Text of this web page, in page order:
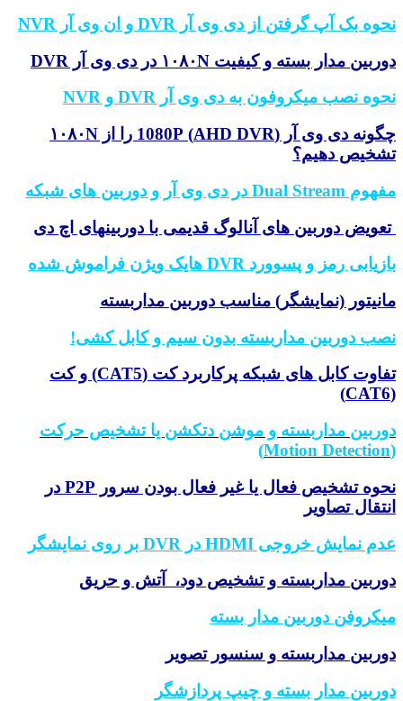
نحوه بک آپ گرفتن از دی وی آر DVR و ان وی آر NVR
دوربین مدار بسته و کیفیت ۱۰۸۰N در دی وی آر DVR
نحوه نصب میکروفون به دی وی آر DVR و NVR
چگونه دی وی آر (AHD DVR) 1080P را از ۱۰۸۰N
تشخیص دهیم؟
مفهوم Dual Stream در دی وی آر و دوربین های شبکه
تعویض دوربین های آنالوگ قدیمی با دوربینهای اچ دی
بازیابی رمز و پسوورد DVR هایک ویژن فراموش شده
مانیتور (نمایشگر) مناسب دوربین مداربسته
نصب دوربین مداربسته بدون سیم و کابل کشی!
تفاوت کابل های شبکه پرکاربرد کت (CAT5) و کت
(CAT6)
دوربین مداربسته و موشن دتکشن یا تشخیص حرکت
(Motion Detection)
نحوه تشخیص فعال یا غیر فعال بودن سرور P2P در
انتقال تصاویر
عدم نمایش خروجی HDMI در DVR بر روی نمایشگر
دوربین مداربسته و تشخیص دود، آتش و حریق
میکروفن دوربین مدار بسته
دوربین مداربسته و سنسور تصویر
دوربین مدار بسته و چیپ پردازشگر